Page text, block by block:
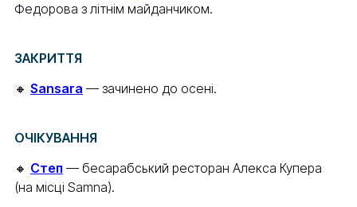
Федорова з літнім майданчиком.
ЗАКРИТТЯ
🔸 Sansara — зачинено до осені.
ОЧІКУВАННЯ
🔸 Степ — бесарабський ресторан Алекса Купера
(на місці Samna).